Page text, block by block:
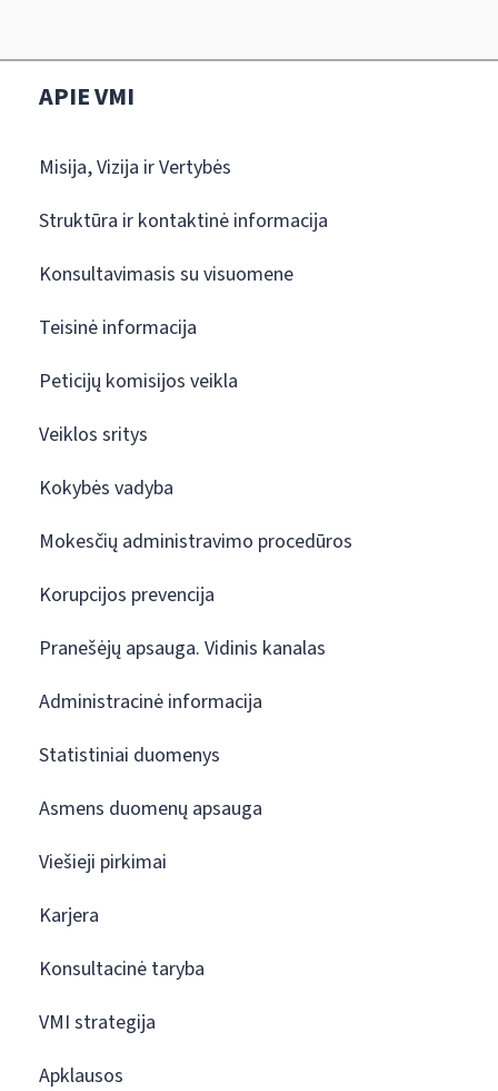
APIE VMI
Misija, Vizija ir Vertybės
Struktūra ir kontaktinė informacija
Konsultavimasis su visuomene
Teisinė informacija
Peticijų komisijos veikla
Veiklos sritys
Kokybės vadyba
Mokesčių administravimo procedūros
Korupcijos prevencija
Pranešėjų apsauga. Vidinis kanalas
Administracinė informacija
Statistiniai duomenys
Asmens duomenų apsauga
Viešieji pirkimai
Karjera
Konsultacinė taryba
VMI strategija
Apklausos